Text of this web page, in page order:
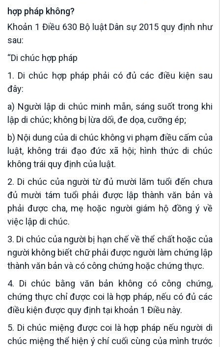
hợp pháp không?
Khoản 1 Điều 630 Bộ luật Dân sự 2015 quy định như
sau:
“Di chúc hợp pháp
1. Di chúc hợp pháp phải có đủ các điều kiện sau
đây:
a) Người lập di chúc minh mẫn, sáng suốt trong khi
lập di chúc; không bị lừa dối, đe dọa, cưỡng ép;
b) Nội dung của di chúc không vi phạm điều cấm của
luật, không trái đạo đức xã hội; hình thức di chúc
không trái quy định của luật.
2. Di chúc của người từ đủ mười lăm tuổi đến chưa
đủ mười tám tuổi phải được lập thành văn bản và
phải được cha, mẹ hoặc người giám hộ đồng ý về
việc lập di chúc.
3. Di chúc của người bị hạn chế về thể chất hoặc của
người không biết chữ phải được người làm chứng lập
thành văn bản và có công chứng hoặc chứng thực.
4. Di chúc bằng văn bản không có công chứng,
chứng thực chỉ được coi là hợp pháp, nếu có đủ các
điều kiện được quy định tại khoản 1 Điều này.
5. Di chúc miệng được coi là hợp pháp nếu người di
chúc miệng thể hiện ý chí cuối cùng của mình trước